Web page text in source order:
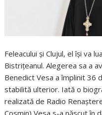
Feleacului și Clujul, el își va
Bistrițeanul. Alegerea sa a
Benedict Vesa a împlinit 36
stabilită ulterior. Iată o
realizată de Radio